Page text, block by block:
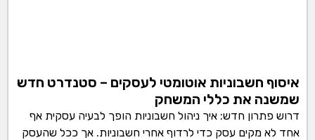
איסוף חשבוניות אוטומטי לעסקים – סטנדרט חדש
שמשנה את כללי המשחק
דרוש פתרון חדש: איך ניהול חשבוניות הופך לבעיה עסקית אף
אחד לא מקים עסק כדי לרדוף אחרי חשבוניות. אך ככל שהעסק